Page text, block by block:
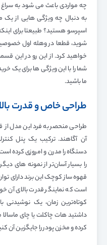
چه مواردی باعث می شود به
به دنبال چه ویژگی هایی از
اسپرسو هستید؟ طبیعتا برای
شوید، قطعا در وهله اول
خواهید کرد. از این رو در این
شما را با این ویژگی ها برای یک
ما باشید.
طراحی خاص و قدرت بالا
طراحی منحصر به فرد این مدل از
دستگاه را مدرن و امروزی کرده
را بسیار آسان‌تر از نمونه های
است که نماینگر قدرت بالای
کوتاه‌ترین زمان، یک نوشیدنی
داشتید هات چاکلت یا چای
کرده و مخزن پودر را جایگزین آن